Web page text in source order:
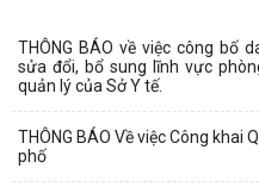
THÔNG BÁO về việc công bố
sửa đổi, bổ sung lĩnh vực
quản lý của Sở Y tế.
THÔNG BÁO Về việc Công khai
phố